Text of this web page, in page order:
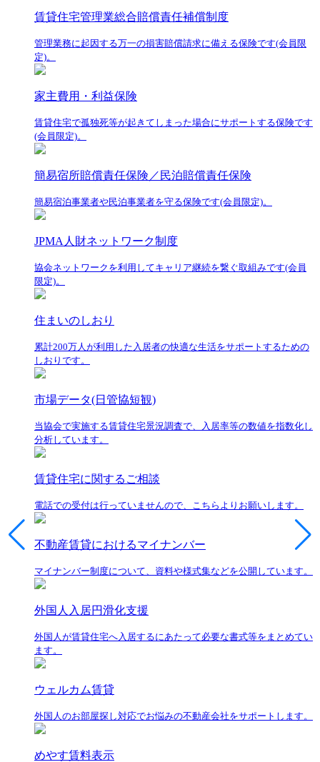
賃貸住宅管理業総合賠償責任補償制度
管理業務に起因する万一の損害賠償請求に備える保険です(会員限
定)。
家主費用・利益保険
賃貸住宅で孤独死等が起きてしまった場合にサポートする保険です
(会員限定)。
簡易宿所賠償責任保険／民泊賠償責任保険
簡易宿泊事業者や民泊事業者を守る保険です(会員限定)。
JPMA人財ネットワーク制度
協会ネットワークを利用してキャリア継続を繋ぐ取組みです(会員
限定)。
住まいのしおり
累計200万人が利用した入居者の快適な生活をサポートするための
しおりです。
市場データ(日管協短観)
当協会で実施する賃貸住宅景況調査で、入居率等の数値を指数化し
分析しています。
賃貸住宅に関するご相談
電話での受付は行っていませんので、こちらよりお願いします。
不動産賃貸におけるマイナンバー
マイナンバー制度について、資料や様式集などを公開しています。
外国人入居円滑化支援
外国人が賃貸住宅へ入居するにあたって必要な書式等をまとめてい
ます。
ウェルカム賃貸
外国人のお部屋探し対応でお悩みの不動産会社をサポートします。
めやす賃料表示